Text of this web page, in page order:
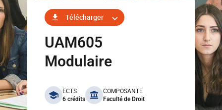
Télécharger
UAM605
Modulaire
benefits
ECTS
6 crédits
COMPOSANTE
Faculté de Droit